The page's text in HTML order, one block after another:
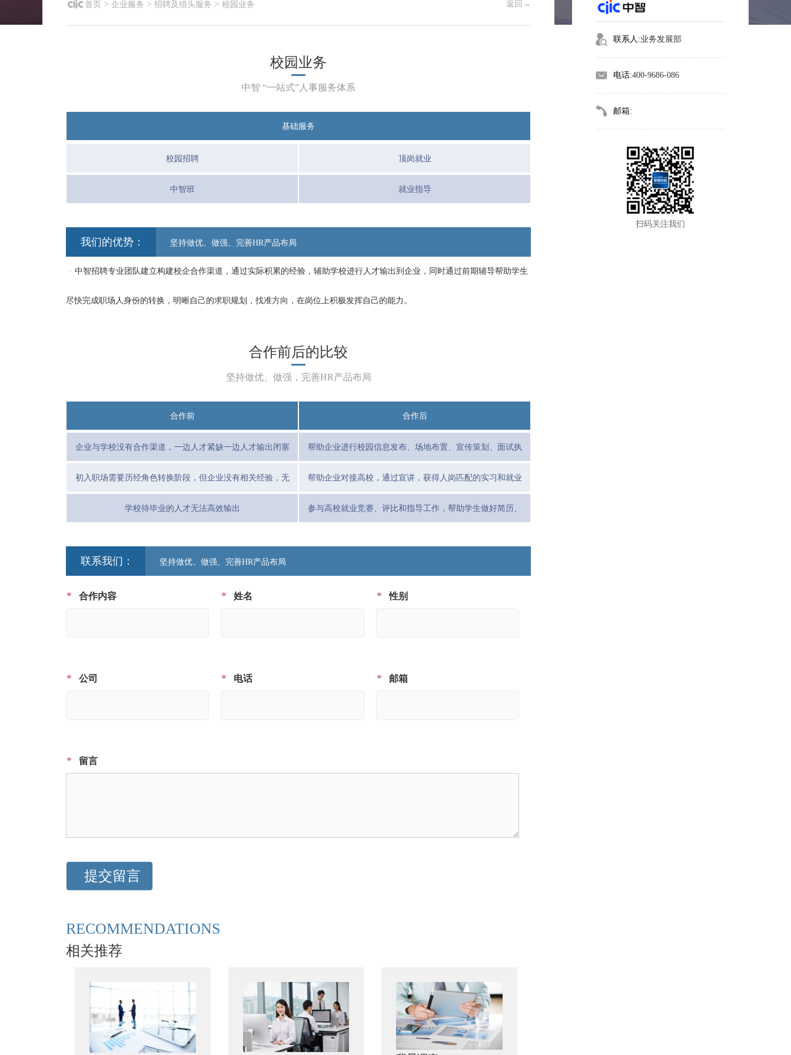
联系人:业务发展部
电话:400-9686-086
邮箱:
扫码关注我们
首页 > 企业服务 > 招聘及猎头服务 > 校园业务 返回→
校园业务
中智 “一站式”人事服务体系
基础服务
校园招聘
中智班
顶岗就业
就业指导
我们的优势： 坚持做优、做强、完善HR产品布局
· 中智招聘专业团队建立构建校企合作渠道，通过实际积累的经验，辅助学校进行人才输出到企业，同时通过前期辅导帮助学生
尽快完成职场人身份的转换，明晰自己的求职规划，找准方向，在岗位上积极发挥自己的能力。
合作前后的比较
坚持做优、做强，完善HR产品布局
合作前
企业与学校没有合作渠道，一边人才紧缺一边人才输出闭塞
初入职场需要历经角色转换阶段，但企业没有相关经验，无
法很好的辅导学生发挥自己最大的能力
学校待毕业的人才无法高效输出
合作后
帮助企业进行校园信息发布、场地布置、宣传策划、面试执
行等全流程服务
帮助企业对接高校，通过宣讲，获得人岗匹配的实习和就业
机会，并进行定期维护及回访
参与高校就业竞赛、评比和指导工作，帮助学生做好简历、
联系我们： 坚持做优、做强、完善HR产品布局
* 合作内容 * 姓名 * 性别
* 公司 * 电话 * 邮箱
* 留言
RECOMMENDATIONS
相关推荐